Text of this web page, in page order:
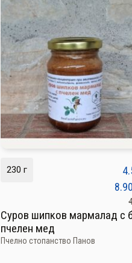
230 г
8.90
Суров шипков мармалад с
пчелен мед
Пчелно стопанство Панов